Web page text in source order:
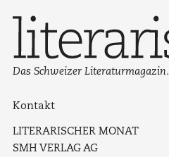
Das Schweizer Literaturmagazin.
Kontakt
LITERARISCHER MONAT
SMH VERLAG AG